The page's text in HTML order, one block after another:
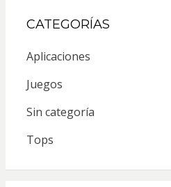
CATEGORÍAS
Aplicaciones
Juegos
Sin categoría
Tops